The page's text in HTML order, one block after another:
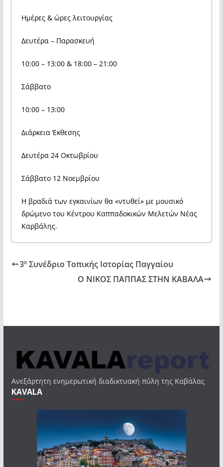
️️Ημέρες & ώρες λειτουργίας
Δευτέρα – Παρασκευή
10:00 – 13:00 & 18:00 – 21:00
Σάββατο
10:00 – 13:00
Διάρκεια Έκθεσης
Δευτέρα 24 Οκτωβρίου
Σάββατο 12 Νοεμβρίου
Η βραδιά των εγκαινίων θα «ντυθεί» με μουσικό
δρώμενο του Κέντρου Καππαδοκικών Μελετών Νέας
Καρβάλης.
3º Συνέδριο Τοπικής Ιστορίας Παγγαίου
Ο ΝΙΚΟΣ ΠΑΠΠΑΣ ΣΤΗΝ ΚΑΒΑΛΑ
Ανεξάρτητη ενημερωτική διαδικτυακή πύλη της Καβάλας
KAVALA